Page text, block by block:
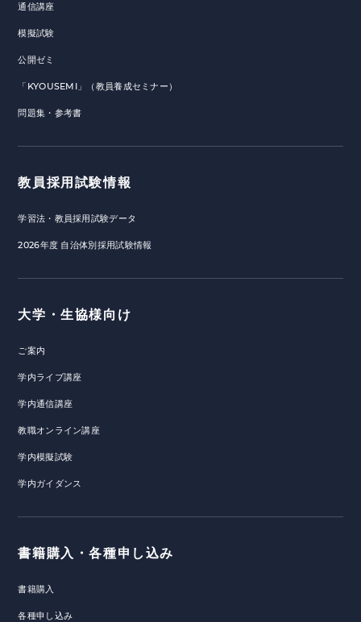
通信講座
模擬試験
公開ゼミ
「KYOUSEMI」（教員養成セミナー）
問題集・参考書
教員採用試験情報
学習法・教員採用試験データ
2026年度 自治体別採用試験情報
大学・生協様向け
ご案内
学内ライブ講座
学内通信講座
教職オンライン講座
学内模擬試験
学内ガイダンス
書籍購入・各種申し込み
書籍購入
各種申し込み